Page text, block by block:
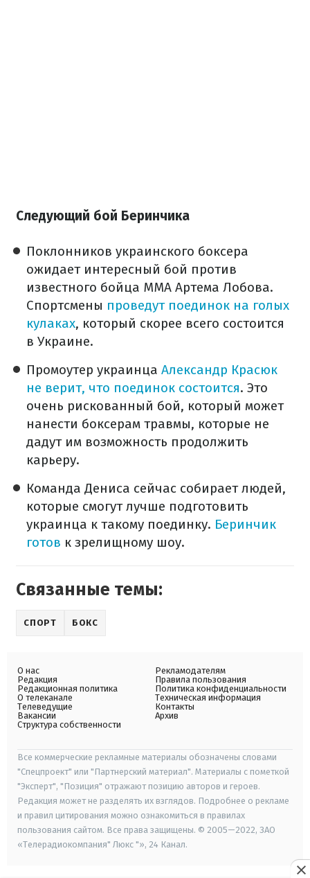
Следующий бой Беринчика
Поклонников украинского боксера
ожидает интересный бой против
известного бойца ММА Артема Лобова.
Спортсмены проведут поединок на голых
кулаках, который скорее всего состоится
в Украине.
Промоутер украинца Александр Красюк
не верит, что поединок состоится. Это
очень рискованный бой, который может
нанести боксерам травмы, которые не
дадут им возможность продолжить
карьеру.
Команда Дениса сейчас собирает людей,
которые смогут лучше подготовить
украинца к такому поединку. Беринчик
готов к зрелищному шоу.
Связанные темы:
СПОРТ БОКС
О нас
Редакция
Редакционная политика
О телеканале
Телеведущие
Вакансии
Структура собственности
Рекламодателям
Правила пользования
Политика конфиденциальности
Техническая информация
Контакты
Архив
Все коммерческие рекламные материалы обозначены словами
"Спецпроект" или "Партнерский материал". Материалы с пометкой
"Эксперт", "Позиция" отражают позицию авторов и героев.
Редакция может не разделять их взглядов. Подробнее о рекламе
и правил цитирования можно ознакомиться в правилах
пользования сайтом. Все права защищены. © 2005—2022, ЗАО
«Телерадиокомпания" Люкс "», 24 Канал.